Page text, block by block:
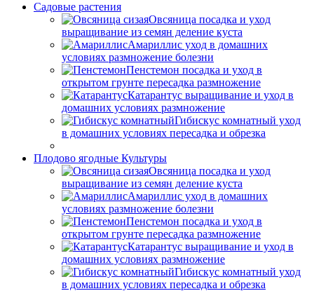
Садовые растения
Овсяница посадка и уход
выращивание из семян деление куста
Амариллис уход в домашних
условиях размножение болезни
Пенстемон посадка и уход в
открытом грунте пересадка размножение
Катарантус выращивание и уход в
домашних условиях размножение
Гибискус комнатный уход
в домашних условиях пересадка и обрезка
Плодово ягодные Культуры
Овсяница посадка и уход
выращивание из семян деление куста
Амариллис уход в домашних
условиях размножение болезни
Пенстемон посадка и уход в
открытом грунте пересадка размножение
Катарантус выращивание и уход в
домашних условиях размножение
Гибискус комнатный уход
в домашних условиях пересадка и обрезка